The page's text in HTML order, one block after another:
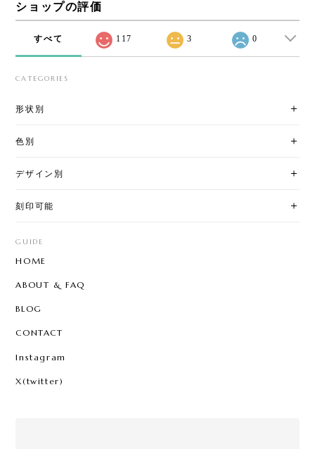
ショップの評価
すべて 117 3 0
CATEGORIES
形状別
色別
デザイン別
刻印可能
GUIDE
HOME
ABOUT & FAQ
BLOG
CONTACT
Instagram
X(twitter)